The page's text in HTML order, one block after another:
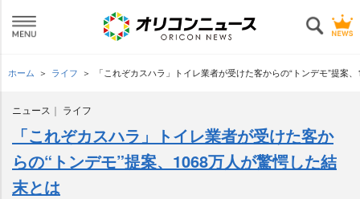
ホーム ライフ 「これぞカスハラ」トイレ業者が受けた客からの“トンデモ”提案
ニュース ライフ
「これぞカスハラ」トイレ業者が受けた客か
らの“トンデモ”提案、1068万人が驚愕した結
末とは